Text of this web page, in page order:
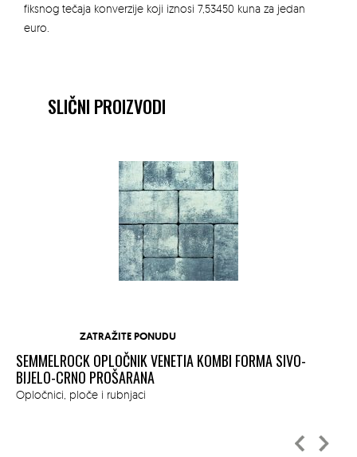
fiksnog tečaja konverzije koji iznosi 7,53450 kuna za jedan
euro.
SLIČNI PROIZVODI
ZATRAŽITE PONUDU
SEMMELROCK OPLOČNIK VENETIA KOMBI FORMA SIVO-
BIJELO-CRNO PROŠARANA
Opločnici, ploče i rubnjaci